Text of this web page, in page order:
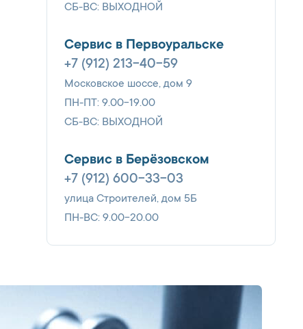
СБ-ВС: ВЫХОДНОЙ
Сервис в Первоуральске
+7 (912) 213-40-59
Московское шоссе, дом 9
ПН-ПТ: 9.00-19.00
СБ-ВС: ВЫХОДНОЙ
Сервис в Берёзовском
+7 (912) 600-33-03
улица Строителей, дом 5Б
ПН-ВС: 9.00-20.00